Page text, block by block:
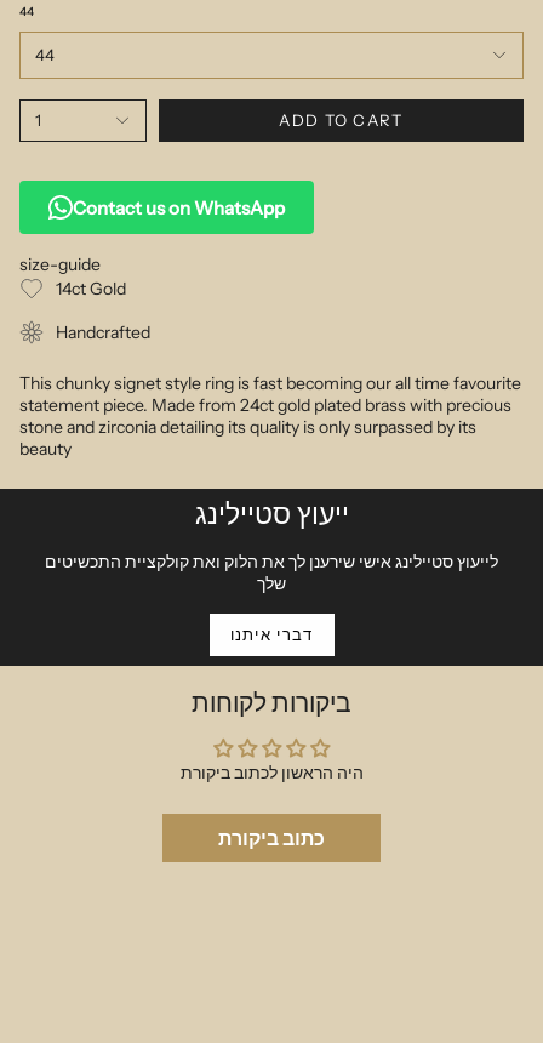
44
44
1 ADD TO CART
Contact us on WhatsApp
size-guide
14ct Gold
Handcrafted
This chunky signet style ring is fast becoming our all time favourite
statement piece. Made from 24ct gold plated brass with precious
stone and zirconia detailing its quality is only surpassed by its
beauty
ייעוץ סטיילינג
לייעוץ סטיילינג אישי שירענן לך את הלוק ואת קולקציית התכשיטים
שלך
דברי איתנו
ביקורות לקוחות
היה הראשון לכתוב ביקורת
כתוב ביקורת